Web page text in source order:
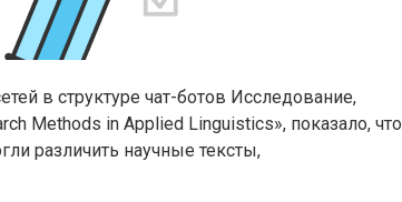
в структуре чат-ботов Исследование,
Methods in Applied Linguistics», показало, что
различить научные тексты,